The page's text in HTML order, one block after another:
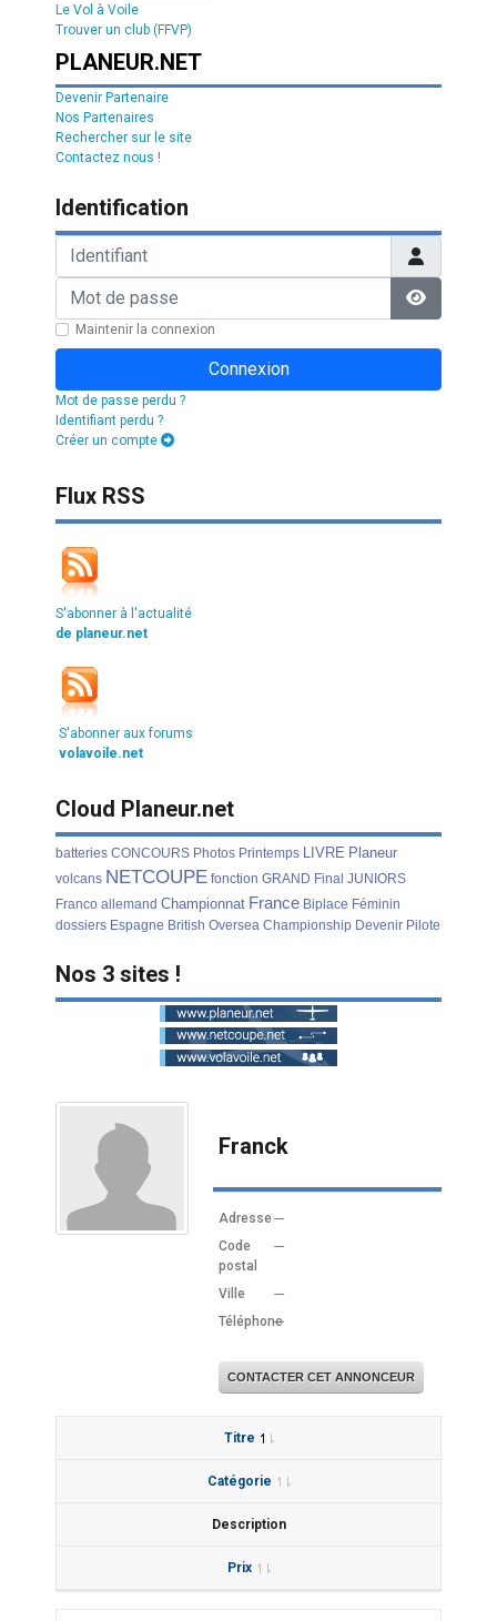
Le Vol à Voile
Trouver un club (FFVP)
PLANEUR.NET
Devenir Partenaire
Nos Partenaires
Rechercher sur le site
Contactez nous !
Identification
Identifiant
Mot de passe
Afficher
Maintenir la connexion
Connexion
Mot de passe perdu ?
Identifiant perdu ?
Créer un compte
Flux RSS
S'abonner à l'actualité
de planeur.net
S'abonner aux forums
volavoile.net
Cloud Planeur.net
batteries CONCOURS Photos Printemps LIVRE Planeur
volcans NETCOUPE fonction GRAND Final JUNIORS
Franco allemand Championnat France Biplace Féminin
dossiers Espagne British Oversea Championship Devenir Pilote
Nos 3 sites !
Franck
Adresse---
Code
postal
---
Ville
---
Téléphone
---
CONTACTER CET ANNONCEUR
Titre
Catégorie
Description
Prix